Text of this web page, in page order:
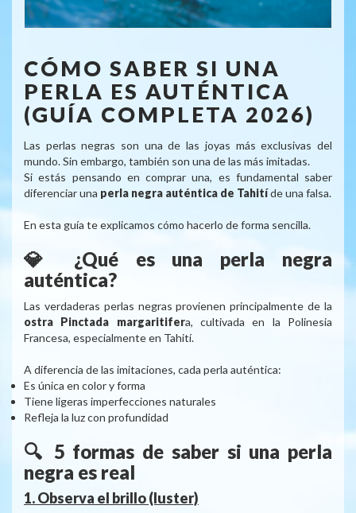
CÓMO SABER SI UNA
PERLA ES AUTÉNTICA
(GUÍA COMPLETA 2026)
Las perlas negras son una de las joyas más exclusivas del
mundo. Sin embargo, también son una de las más imitadas.
Si estás pensando en comprar una, es fundamental saber
diferenciar una perla negra auténtica de Tahitíde una falsa.
En esta guía te explicamos cómo hacerlo de forma sencilla.
💎 ¿Qué es una perla negra
auténtica?
Las verdaderas perlas negras provienen principalmente de la
ostra Pinctada margaritifera, cultivada en la Polinesia
Francesa, especialmente en Tahití.
A diferencia de las imitaciones, cada perla auténtica:
Es única en color y forma
Tiene ligeras imperfecciones naturales
Refleja la luz con profundidad
🔍 5 formas de saber si una perla
negra es real
1. Observa el brillo (luster)